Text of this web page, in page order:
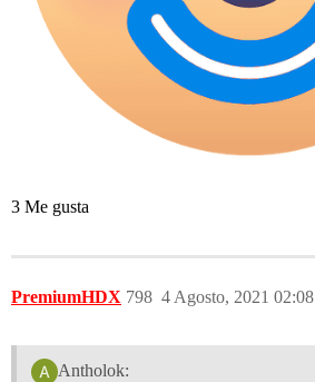
3 Me gusta
PremiumHDX 4 Agosto, 2021 02:08
798
Antholok: